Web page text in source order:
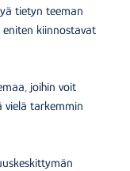
tietyn teeman
kiinnostavat
joihin voit
vielä tarkemmin